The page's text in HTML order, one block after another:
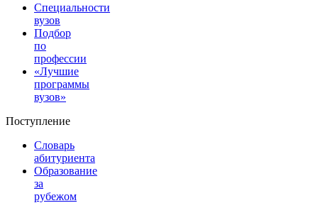
Специальности
вузов
Подбор
по
профессии
«Лучшие
программы
вузов»
Поступление
Словарь
абитуриента
Образование
за
рубежом